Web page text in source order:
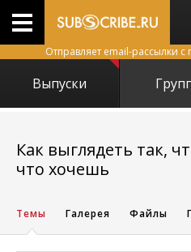
Отправляет email-рассылки
Выпуски
Как выглядеть так,
что хочешь
Темы Галерея Файлы